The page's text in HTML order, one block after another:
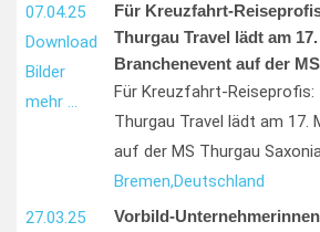
07.04.25
Download
Bilder
mehr …
Für Kreuzfahrt-
Thurgau Travel lädt am
Branchenevent auf der
Für Kreuzfahrt-
Thurgau Travel lädt am 17.
auf der MS Thurgau
Bremen,Deutschland
27.03.25
Vorbild-